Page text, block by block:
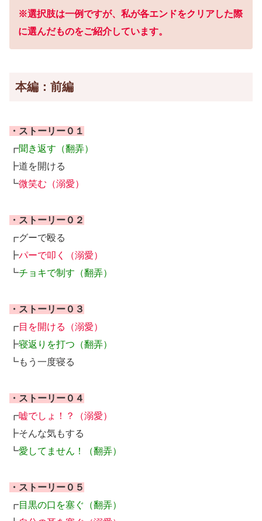
※選択肢は一例ですが、私が各エンドをクリアした際
に選んだものをご紹介しています。
本編：前編
・ストーリー０１
┏聞き返す（翻弄）
┣道を開ける
┗微笑む（溺愛）
・ストーリー０２
┏グーで殴る
┣パーで叩く（溺愛）
┗チョキで制す（翻弄）
・ストーリー０３
┏目を開ける（溺愛）
┣寝返りを打つ（翻弄）
┗もう一度寝る
・ストーリー０４
┏嘘でしょ！？（溺愛）
┣そんな気もする
┗愛してません！（翻弄）
・ストーリー０５
┏目黒の口を塞ぐ（翻弄）